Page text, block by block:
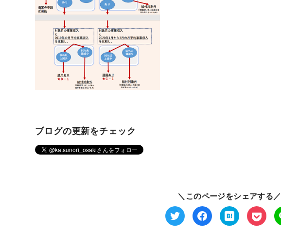
ブログの更新をチェック
＼このページをシェアする／